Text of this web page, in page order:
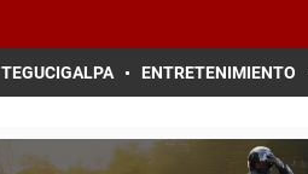
TEGUCIGALPA ENTRETENIMIENTO